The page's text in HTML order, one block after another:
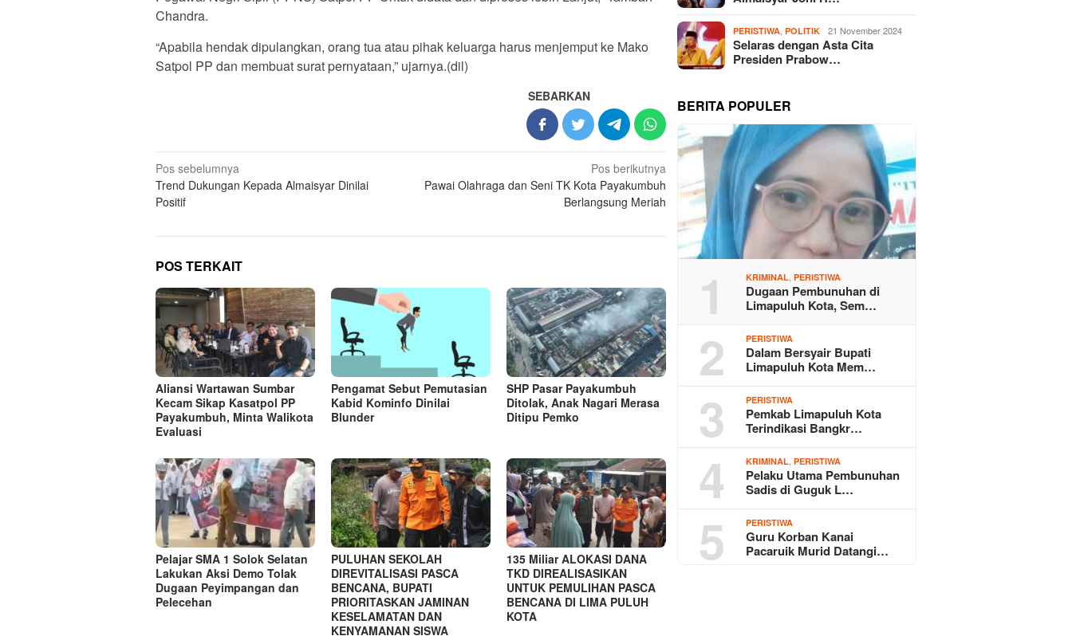
Chandra.
“Apabila hendak dipulangkan, orang tua atau pihak keluarga harus menjemput ke Mako
Satpol PP dan membuat surat pernyataan,” ujarnya.(dil)
SEBARKAN
Navigasi
pos
Pos sebelumnya
Trend Dukungan Kepada Almaisyar Dinilai
Positif
Pos berikutnya
Pawai Olahraga dan Seni TK Kota Payakumbuh
Berlangsung Meriah
POS TERKAIT
Aliansi Wartawan Sumbar
Kecam Sikap Kasatpol PP
Payakumbuh, Minta Walikota
Evaluasi
Pengamat Sebut Pemutasian
Kabid Kominfo Dinilai
Blunder
SHP Pasar Payakumbuh
Ditolak, Anak Nagari Merasa
Ditipu Pemko
Pelajar SMA 1 Solok Selatan
Lakukan Aksi Demo Tolak
Dugaan Peyimpangan dan
Pelecehan
PULUHAN SEKOLAH
DIREVITALISASI PASCA
BENCANA, BUPATI
PRIORITASKAN JAMINAN
KESELAMATAN DAN
KENYAMANAN SISWA
135 Miliar ALOKASI DANA
TKD DIREALISASIKAN
UNTUK PEMULIHAN PASCA
BENCANA DI LIMA PULUH
KOTA
PERISTIWA ,POLITIK 21 November 2024
Selaras dengan Asta Cita
Presiden Prabow…
BERITA POPULER
1 KRIMINAL,PERISTIWA
Dugaan Pembunuhan di
Limapuluh Kota, Sem…
2 PERISTIWA
Dalam Bersyair Bupati
Limapuluh Kota Mem…
3 PERISTIWA
Pemkab Limapuluh Kota
Terindikasi Bangkr…
4 KRIMINAL,PERISTIWA
Pelaku Utama Pembunuhan
Sadis di Guguk L…
5 PERISTIWA
Guru Korban Kanai
Pacaruik Murid Datangi…